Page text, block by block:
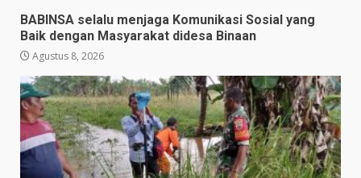
BABINSA selalu menjaga Komunikasi Sosial yang
Baik dengan Masyarakat didesa Binaan
Agustus 8, 2026